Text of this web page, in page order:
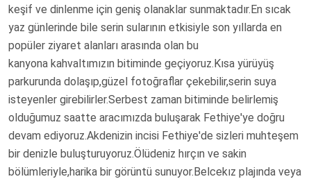
keşif ve dinlenme için geniş olanaklar sunmaktadır.En sıcak
yaz günlerinde bile serin sularının etkisiyle son yıllarda en
popüler ziyaret alanları arasında olan bu
kanyona kahvaltımızın bitiminde geçiyoruz.Kısa yürüyüş
parkurunda dolaşıp,güzel fotoğraflar çekebilir,serin suya
isteyenler girebilirler.Serbest zaman bitiminde belirlemiş
olduğumuz saatte aracımızda buluşarak Fethiye'ye doğru
devam ediyoruz.Akdenizin incisi Fethiye'de sizleri muhteşem
bir denizle buluşturuyoruz.Ölüdeniz hırçın ve sakin
bölümleriyle,harika bir görüntü sunuyor.Belcekız plajında veya